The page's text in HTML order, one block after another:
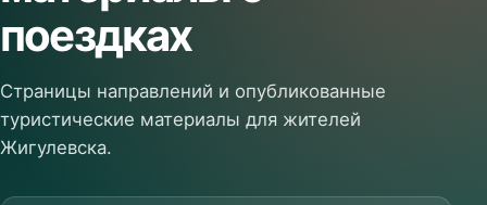
поездках
Страницы направлений и опубликованные
туристические материалы для жителей
Жигулевска.